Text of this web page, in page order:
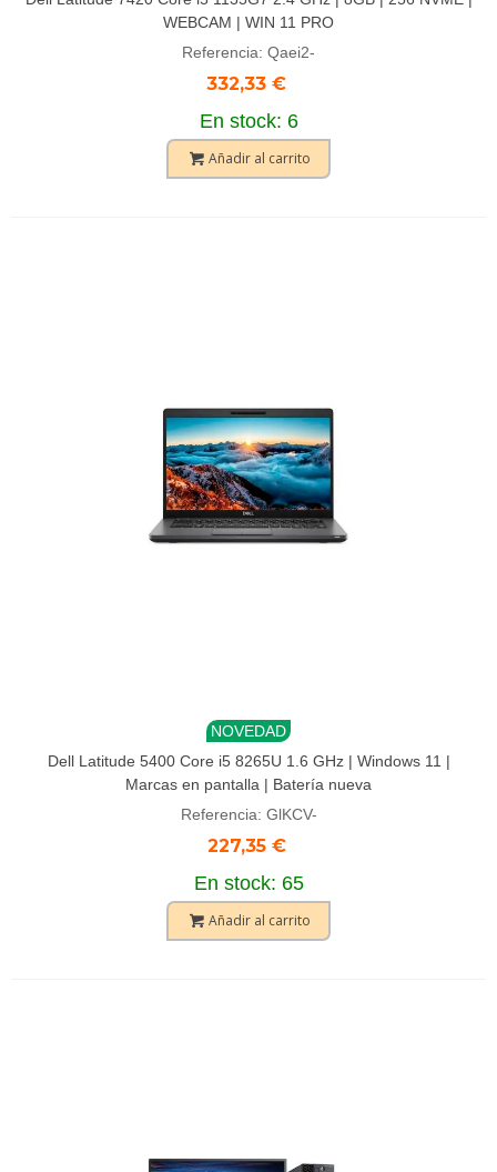
WEBCAM | WIN 11 PRO
Referencia: Qaei2-
332,33 €
En stock: 6
Añadir al carrito
NOVEDAD
Dell Latitude 5400 Core i5 8265U 1.6 GHz | Windows 11 |
Marcas en pantalla | Batería nueva
Referencia: GlKCV-
227,35 €
En stock: 65
Añadir al carrito